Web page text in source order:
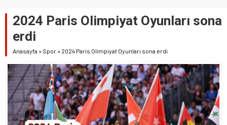
2024 Paris Olimpiyat Oyunları sona
erdi
Anasayfa » Spor » 2024 Paris Olimpiyat Oyunları sona erdi